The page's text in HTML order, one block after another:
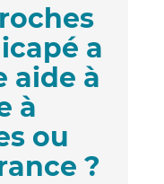
a
aide à
à
ou
?